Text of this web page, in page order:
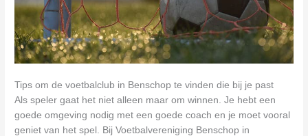
Tips om de voetbalclub in Benschop te vinden die bij je past
Als speler gaat het niet alleen maar om winnen. Je hebt een
goede omgeving nodig met een goede coach en je moet vooral
geniet van het spel. Bij Voetbalvereniging Benschop in